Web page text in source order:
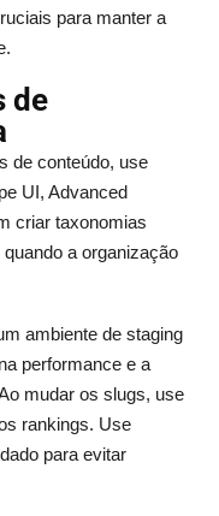
para manter a
de
de conteúdo, use
UI, Advanced
criar taxonomias
a organização
ambiente de staging
performance e a
mudar os slugs, use
rankings. Use
para evitar